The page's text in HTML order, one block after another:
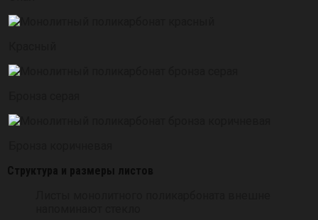
Структура и размеры листов